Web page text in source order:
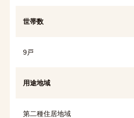
世帯数
9戸
用途地域
第二種住居地域